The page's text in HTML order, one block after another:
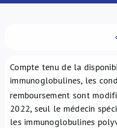
NL
Compte tenu de la
immunoglobulines, les
remboursement sont
2022, seul le médecin
les immunoglobulines